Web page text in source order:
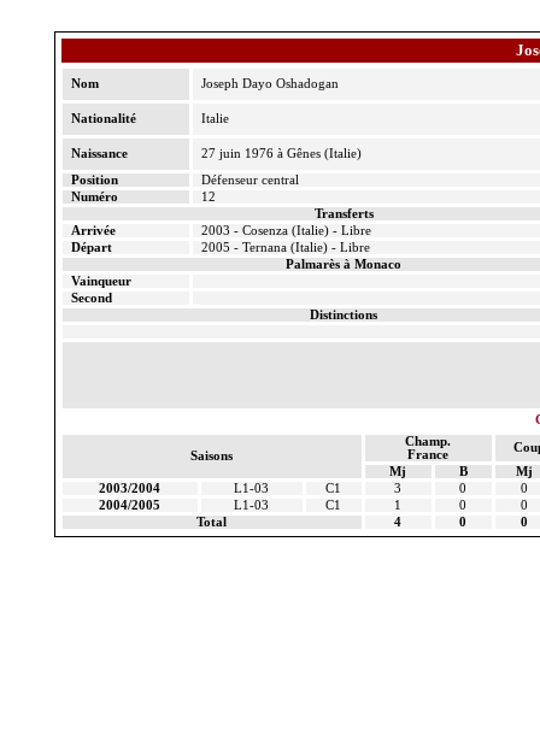
Nom Joseph Dayo Oshadogan
Nationalité Italie
Naissance
27 juin 1976 à Gênes (Italie)
Position
Défenseur central
Numéro
12
Transferts
Arrivée
2003 - Cosenza (Italie) - Libre
Départ
2005 - Ternana(Italie) - Libre
Palmarès à Monaco
Vainqueur
Second
Distinctions
Saisons
Champ.
France
Mj
B
Mj
2003/2004
L1-03 C1 3 0
0
2004/2005
L1-03 C1 1 0
0
Total
4 0 0